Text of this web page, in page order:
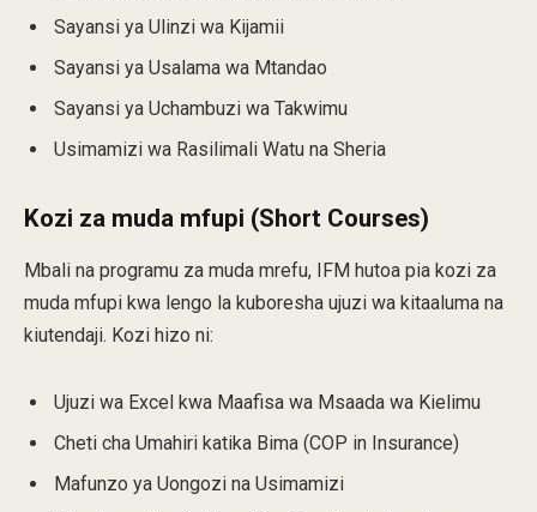
Sayansi ya Ulinzi wa Kijamii
Sayansi ya Usalama wa Mtandao
Sayansi ya Uchambuzi wa Takwimu
Usimamizi wa Rasilimali Watu na Sheria
Kozi za muda mfupi (Short Courses)
Mbali na programu za muda mrefu, IFM hutoa pia kozi za
muda mfupi kwa lengo la kuboresha ujuzi wa kitaaluma na
kiutendaji. Kozi hizo ni:
Ujuzi wa Excel kwa Maafisa wa Msaada wa Kielimu
Cheti cha Umahiri katika Bima (COP in Insurance)
Mafunzo ya Uongozi na Usimamizi